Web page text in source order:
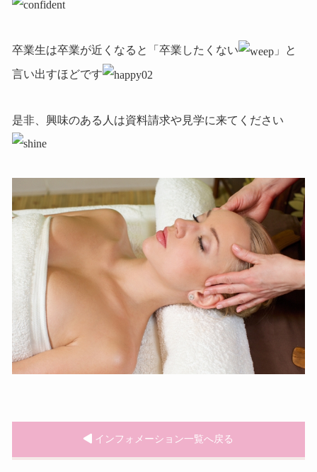
卒業生は卒業が近くなると「卒業したくない
」と
言い出すほどです
是非、興味のある人は資料請求や見学に来てください
インフォメーション一覧へ戻る